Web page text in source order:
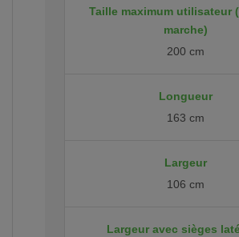
Taille maximum utilisateur
marche)
200 cm
Longueur
163 cm
Largeur
106 cm
Largeur avec sièges